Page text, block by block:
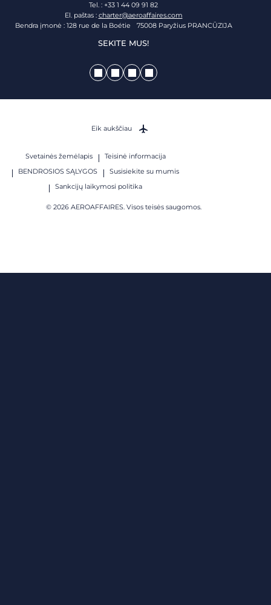
Tel. : +33 1 44 09 91 82
El. paštas : charter@aeroaffaires.com
Bendra įmonė : 128 rue de la Boétie 75008 Paryžius PRANCŪZIJA
SEKITE MUS!
Svetainės žemėlapis
Teisinė informacija
BENDROSIOS SĄLYGOS
Susisiekite su mumis
Sankcijų laikymosi politika
© 2026 AEROAFFAIRES. Visos teisės saugomos.
Eik aukščiau